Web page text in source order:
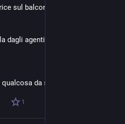
sul balcone o comunque in uno
dagli agenti esterni?
da sé?
1